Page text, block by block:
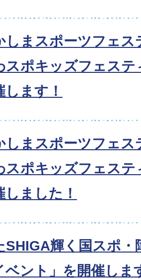
しまスポーツフェ
スポキッズフェス
します！
しまスポーツフェ
スポキッズフェス
しました！
SHIGA輝く国スポ
ベント」を開催しま